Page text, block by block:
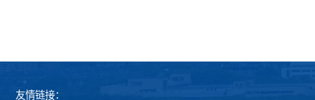
友情链接：